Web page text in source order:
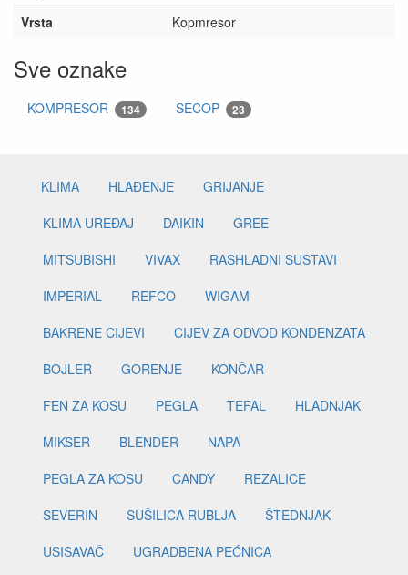
Vrsta
Kopmresor
Sve oznake
KOMPRESOR 134 SECOP 23
KLIMA HLAĐENJE
GRIJANJE
KLIMA UREĐAJ
DAIKIN
GREE
MITSUBISHI
VIVAX
RASHLADNI SUSTAVI
IMPERIAL
REFCO
WIGAM
BAKRENE CIJEVI
CIJEV ZA ODVOD KONDENZATA
BOJLER
GORENJE
KONČAR
FEN ZA KOSU
PEGLA TEFAL
HLADNJAK
MIKSER
BLENDER
NAPA
PEGLA ZA KOSU
CANDY
REZALICE
SEVERIN
SUŠILICA RUBLJA
ŠTEDNJAK
USISAVAČ
UGRADBENA PEĆNICA